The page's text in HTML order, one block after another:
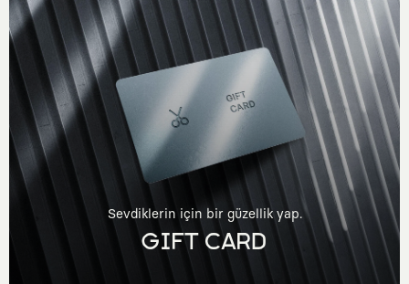
Sevdiklerin için bir güzellik yap.
GIFT CARD